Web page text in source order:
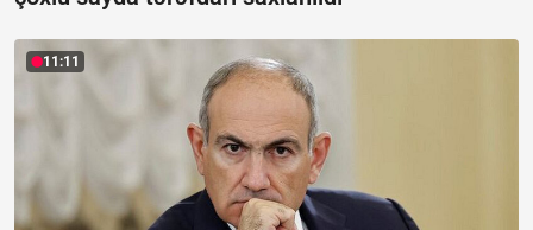
11:11